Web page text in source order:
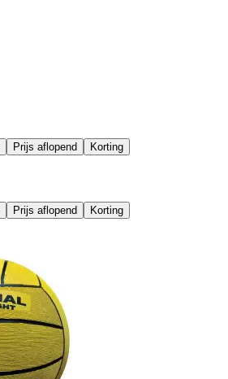
Prijs aflopend Korting
Prijs aflopend Korting